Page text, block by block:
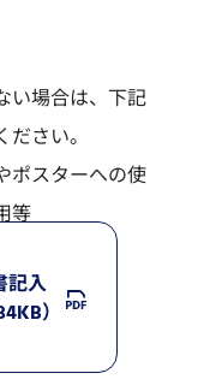
い場合は、下記
さい。
ポスターへの使
等
記入
）